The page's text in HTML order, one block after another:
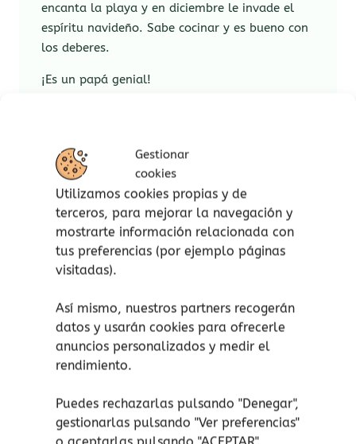
Gestionar
cookies
Utilizamos cookies propias y de
terceros, para mejorar la navegación y
mostrarte información relacionada con
tus preferencias (por ejemplo páginas
visitadas).
Así mismo, nuestros partners recogerán
datos y usarán cookies para ofrecerle
anuncios personalizados y medir el
rendimiento.
Puedes rechazarlas pulsando "Denegar",
gestionarlas pulsando "Ver preferencias"
encanta la playa y en diciembre le invade el
espíritu navideño. Sabe cocinar y es bueno con
los deberes.
¡Es un papá genial!
que realiza actividades divertidas y cotidianas
junto a su hijo. Todo ello acompañado de
ilustraciones enternecedoras y un texto en
verso fácil de leer.
El libro, ideal para leer en familia y
especialmente cerca del Día del Padre. Que
padres e hijos al reconocer y celebrar las
distintas facetas de la paternidad.
Con coloridas y enternecedoras ilustraciones de
cuento que conmueve el corazón de los
lectores, al tiempo que les recuerda lo
maravilloso del amor paterno.